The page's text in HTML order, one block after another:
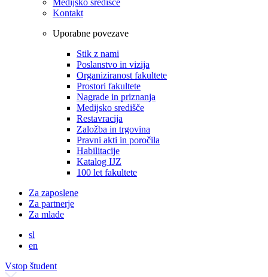
Kontakt
Uporabne povezave
Stik z nami
Poslanstvo in vizija
Organiziranost fakultete
Prostori fakultete
Nagrade in priznanja
Medijsko središče
Restavracija
Založba in trgovina
Pravni akti in poročila
Habilitacije
Katalog IJZ
100 let fakultete
Za zaposlene
Za partnerje
Za mlade
sl
en
Vstop študent